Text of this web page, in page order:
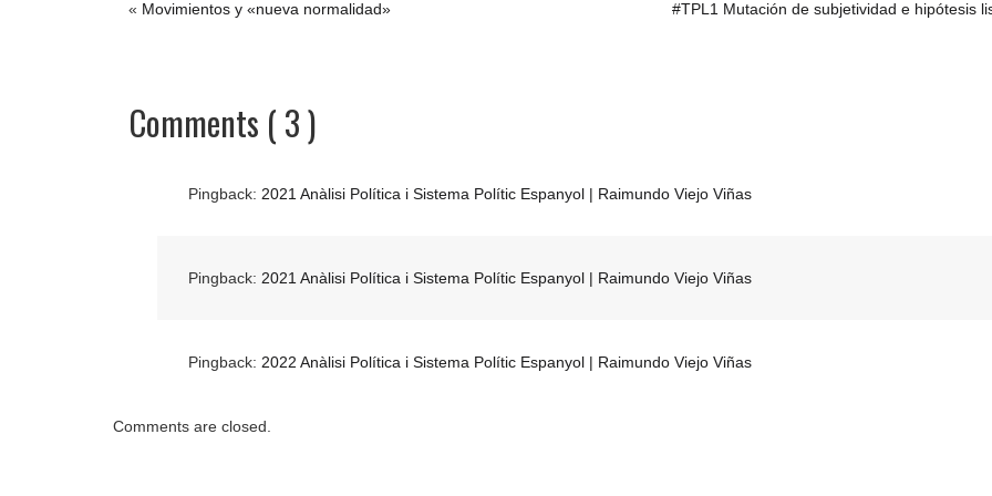
« Movimientos y «nueva normalidad» #TPL1 Mutación de subjetividad e hipótesis
Comments ( 3 )
Pingback: 2021 Anàlisi Política i Sistema Polític Espanyol | Raimundo Viejo Viñas
Pingback: 2021 Anàlisi Política i Sistema Polític Espanyol | Raimundo Viejo Viñas
Pingback: 2022 Anàlisi Política i Sistema Polític Espanyol | Raimundo Viejo Viñas
Comments are closed.